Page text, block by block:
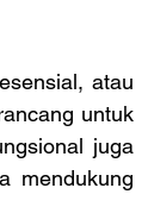
atau
untuk
juga
mendukung